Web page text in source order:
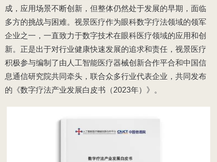
成，应用场景不断创新，但整体仍然处于发展的早期，面临
多方的挑战与困难。视景医疗作为眼科数字疗法领域的领军
企业之一，一直致力于数字技术在眼科医疗领域的应用和创
新。正是出于对行业健康快速发展的追求和责任，视景医疗
积极参与编制了由人工智能医疗器械创新合作平合和中国信
息通信研究院共同牵头，联合众多行业代表企业，共同发布
的《数字疗法产业发展白皮书（2023年）》。